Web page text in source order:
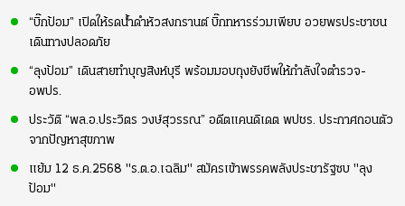
“บิ๊กป้อม” เปิดให้รดน้ำดำหัวสงกรานต์ บิ๊กทหารร่วมเพียบ อวยพรประชาชน
เดินทางปลอดภัย
“ลุงป้อม” เดินสายทำบุญสิงห์บุรี พร้อมมอบถุงยังชีพให้กำลังใจตำรวจ-
อพปร.
ประวัติ “พล.อ.ประวิตร วงษ์สุวรรณ” อดีตแคนดิเดต พปชร. ประกาศถอนตัว
จากปัญหาสุขภาพ
แย้ม 12 ธ.ค.2568 "ร.ต.อ.เฉลิม" สมัครเข้าพรรคพลังประชารัฐซบ "ลุง
ป้อม"